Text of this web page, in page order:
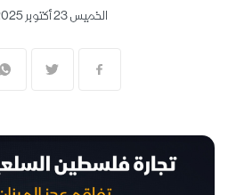
الخميس 23 أكتوبر 2025, 11:15 ص